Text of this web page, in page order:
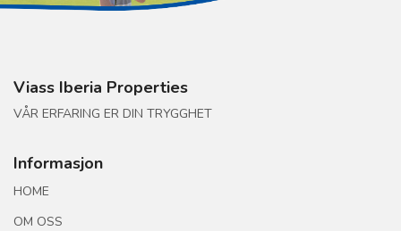
Viass Iberia Properties
VÅR ERFARING ER DIN TRYGGHET
Informasjon
HOME
OM OSS